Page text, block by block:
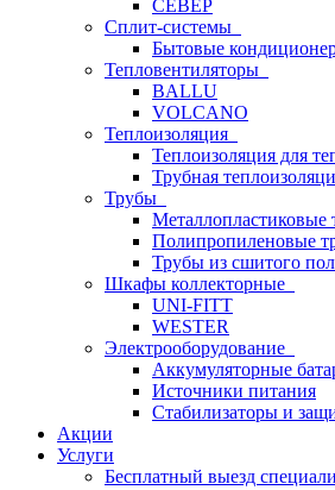
СЕВЕР
Сплит-системы
Бытовые
Тепловентиляторы
BALLU
VOLCANO
Теплоизоляция
Теплоизоляция для
Трубная
Трубы
Металлопластиковые
Полипропиленовые
Трубы из сшитого
Шкафы коллекторные
UNI-FITT
WESTER
Электрооборудование
Аккумуляторные
Источники питания
Стабилизаторы и
Акции
Услуги
Бесплатный выезд